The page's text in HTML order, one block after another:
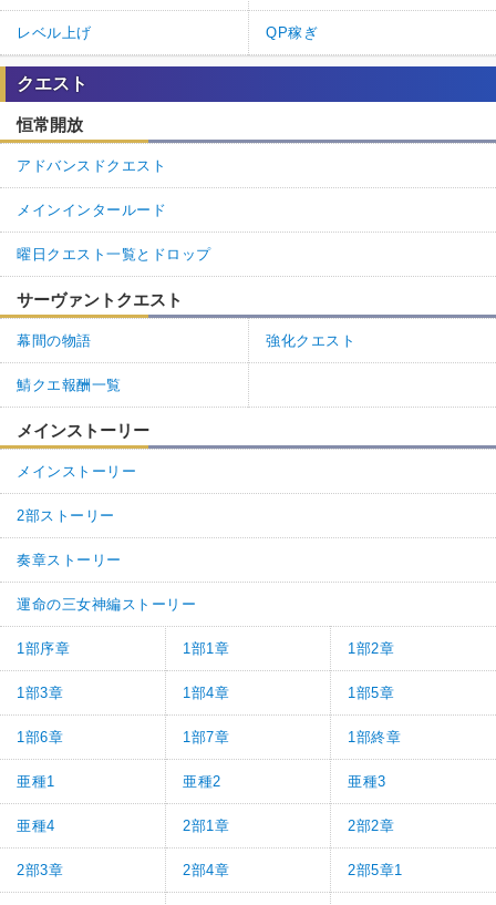
レベル上げ QP稼ぎ
クエスト
恒常開放
アドバンスドクエスト
メインインタールード
曜日クエスト一覧とドロップ
サーヴァントクエスト
幕間の物語 強化クエスト
鯖クエ報酬一覧
メインストーリー
メインストーリー
2部ストーリー
奏章ストーリー
運命の三女神編ストーリー
1部序章 1部1章 1部2章
1部3章 1部4章 1部5章
1部6章 1部7章 1部終章
亜種1 亜種2 亜種3
亜種4 2部1章 2部2章
2部3章 2部4章 2部5章1